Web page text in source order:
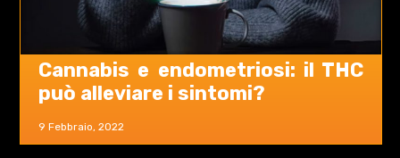
9 Febbraio, 2022
Cannabis e endometriosi: il THC
può alleviare i sintomi?